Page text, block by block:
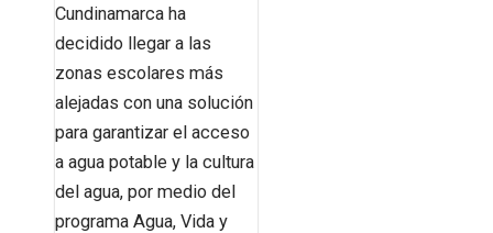
Cundinamarca ha
decidido llegar a las
zonas escolares más
alejadas con una solución
para garantizar el acceso
a agua potable y la cultura
del agua, por medio del
programa Agua, Vida y